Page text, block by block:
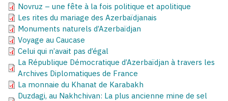
Novruz – une fête à la fois politique et apolitique
Les rites du mariage des Azerbaïdjanais
Monuments naturels d’Azerbaïdjan
Voyage au Caucase
Celui qui n’avait pas d’égal
La République Démocratique d’Azerbaïdjan à travers les
Archives Diplomatiques de France
La monnaie du Khanat de Karabakh
Duzdagi, au Nakhchivan: La plus ancienne mine de sel